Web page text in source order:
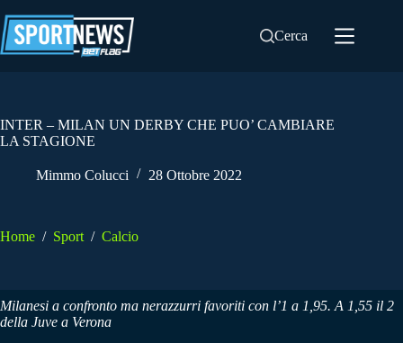
al
contenuto
Cerca
INTER – MILAN UN DERBY CHE PUO’ CAMBIARE
LA STAGIONE
Mimmo Colucci 28 Ottobre 2022
Home / Sport / Calcio
Milanesi a confronto ma nerazzurri favoriti con l’1 a 1,95. A 1,55 il 2
della Juve a Verona